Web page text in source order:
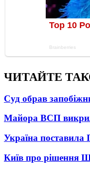
ЧИТАЙТЕ
Суд обрав
Майора ВСП
Україна поставила
Київ про рішення